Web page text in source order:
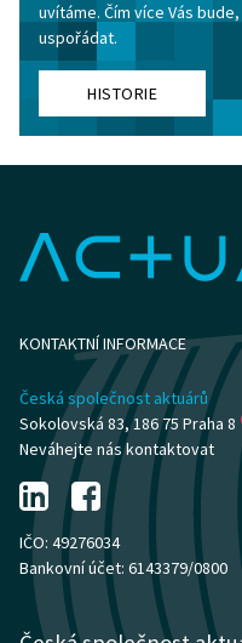
uvítáme. Čím více Vás
uspořádat.
HISTORIE
KONTAKTNÍ INFORMACE
Česká společnost aktuárů
Sokolovská 83, 186 75 Praha 8
Neváhejte nás kontaktovat
IČO: 49276034
Bankovní účet: 6143379/0800